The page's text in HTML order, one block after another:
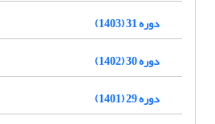
دوره 31 (1403)
دوره 30 (1402)
دوره 29 (1401)